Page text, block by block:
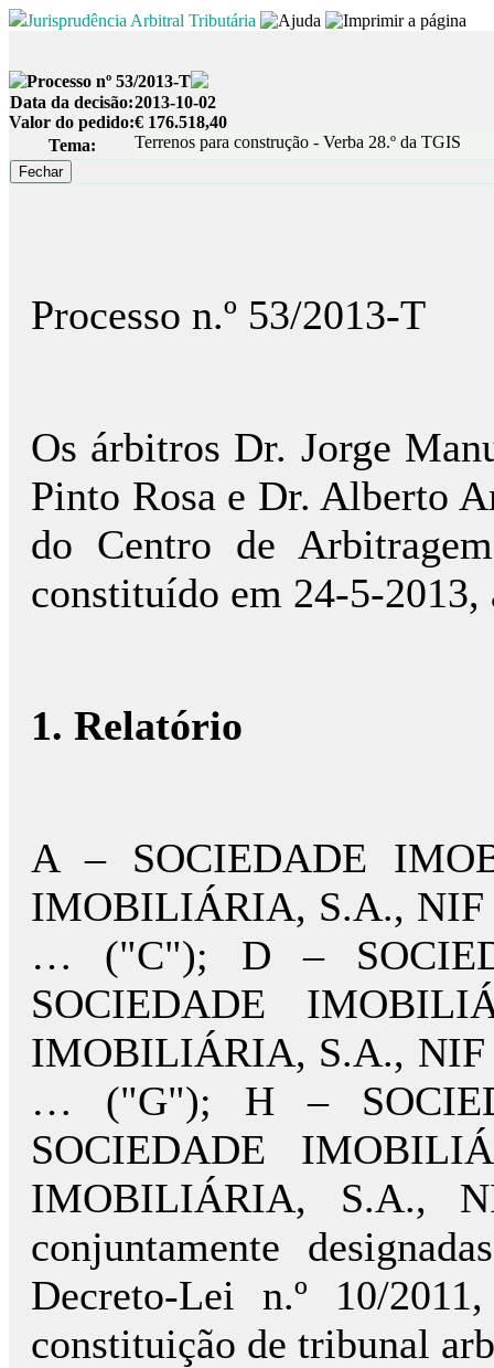
Jurisprudência Arbitral Tributária
Processo nº 53/2013-T
Data da decisão:2013-10-02
Valor do pedido:€ 176.518,40
Tema:
Terrenos para construção - Verba 28.º da TGIS
Processo n.º 53/2013-T
Os árbitros Dr. Jorge
Pinto Rosa e Dr. Alberto
do Centro de
constituído em 24-5-2013,
1. Relatório
A – SOCIEDADE
IMOBILIÁRIA, S.A.,
… ("C"); D –
SOCIEDADE
IMOBILIÁRIA, S.A.,
… ("G"); H –
SOCIEDADE
IMOBILIÁRIA, S.A.,
conjuntamente
Decreto-Lei n.º 10/
constituição de tribunal